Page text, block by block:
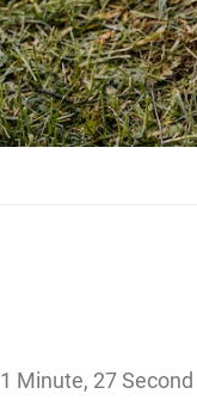
1 Minute, 27 Second